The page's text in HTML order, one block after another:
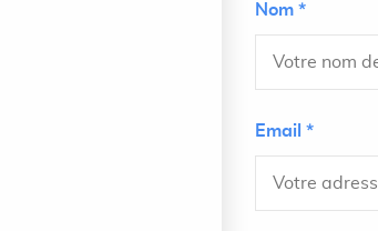
Nom *
Email *